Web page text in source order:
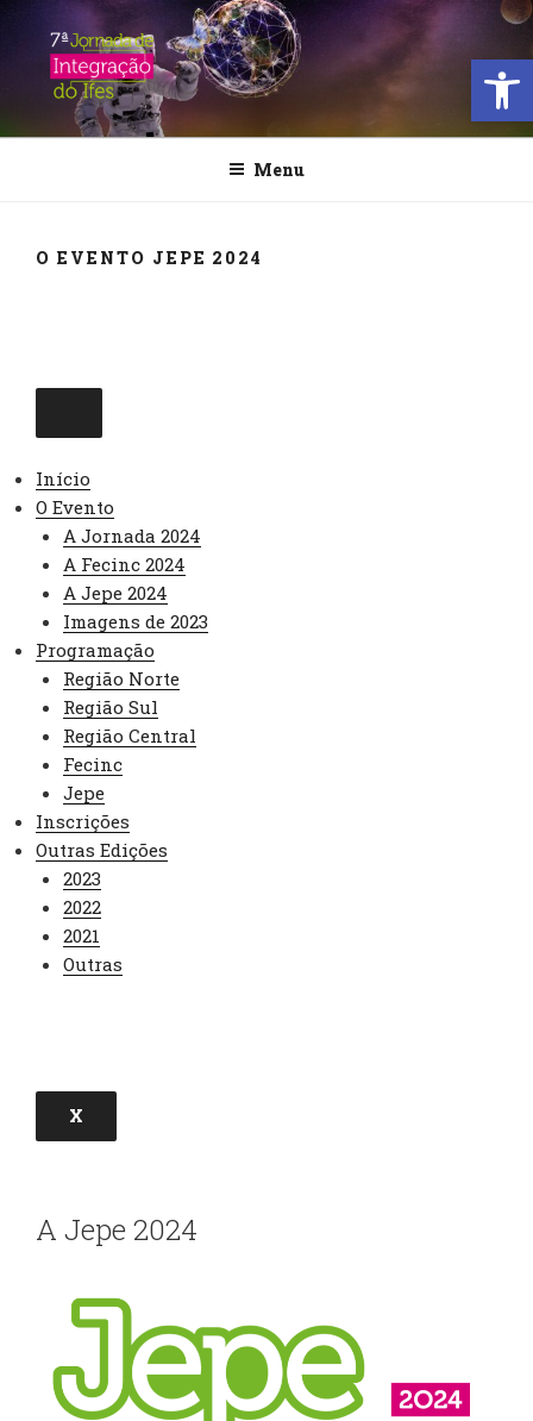
conteúdo
JORNADA DE INTEGRAÇÃO
Menu
O EVENTO JEPE 2024
Início
O Evento
A Jornada 2024
A Fecinc 2024
A Jepe 2024
Imagens de 2023
Programação
Região Norte
Região Sul
Região Central
Fecinc
Jepe
Inscrições
Outras Edições
2023
2022
2021
Outras
X
A Jepe 2024